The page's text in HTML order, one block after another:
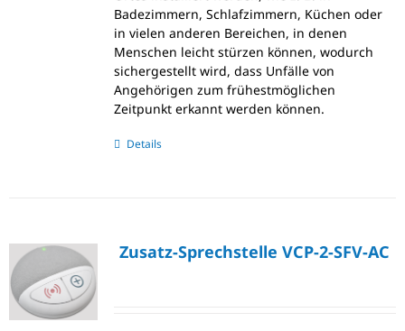
Badezimmern, Schlafzimmern, Küchen oder
in vielen anderen Bereichen, in denen
Menschen leicht stürzen können, wodurch
sichergestellt wird, dass Unfälle von
Angehörigen zum frühestmöglichen
Zeitpunkt erkannt werden können.
Details
Zusatz-Sprechstelle VCP-2-SFV-AC